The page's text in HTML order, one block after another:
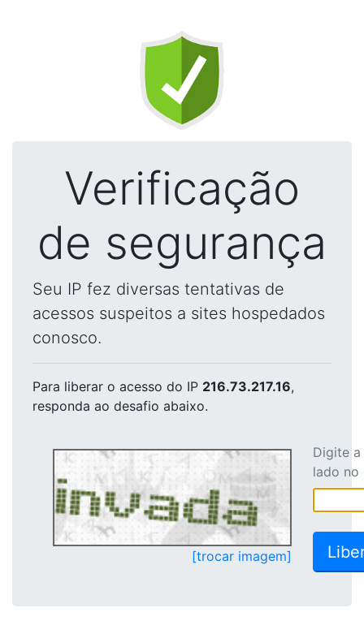
Verificação
de segurança
Seu IP fez diversas tentativas de
acessos suspeitos a sites hospedados
conosco.
Para liberar o acesso do IP 216.73.217.16,
responda ao desafio abaixo.
[trocar imagem]
Digite
lado no